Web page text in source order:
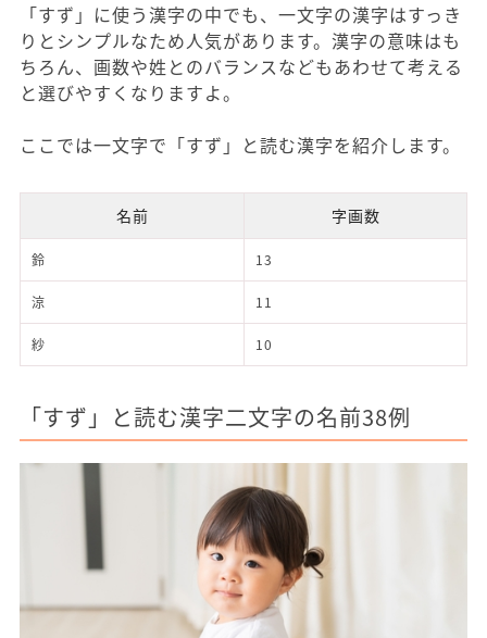
「すず」に使う漢字の中でも、一文字の漢字はすっき
りとシンプルなため人気があります。漢字の意味はも
ちろん、画数や姓とのバランスなどもあわせて考える
と選びやすくなりますよ。
ここでは一文字で「すず」と読む漢字を紹介します。
名前 字画数
鈴 13
涼 11
紗 10
「すず」と読む漢字二文字の名前38例